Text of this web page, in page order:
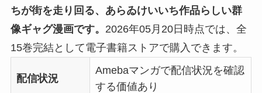
ちが街を走り回る、あらゐけいいち作品らしい群
像ギャグ漫画です。 2026年05月20日時点では、全
15巻完結として電子書籍ストアで購入できます。
配信状況
Amebaマンガで配信状況を確認
する価値あり